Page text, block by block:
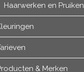
Haarwerken en Pruiken
& Merken